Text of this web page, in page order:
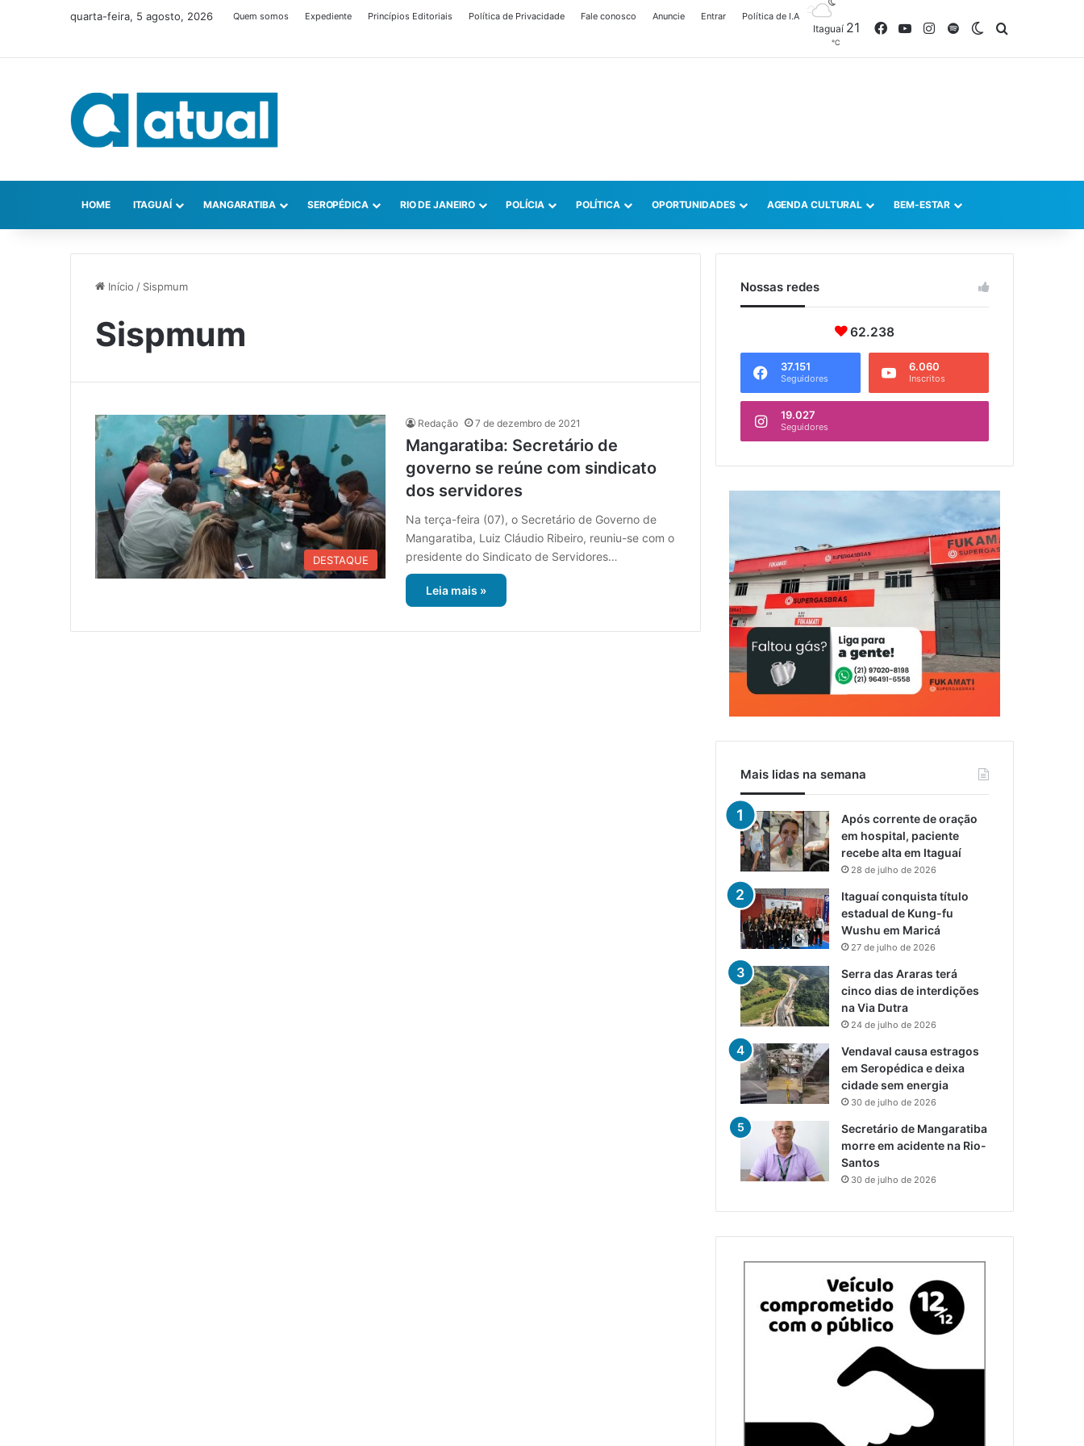
quarta-feira, 5 agosto, 2026 Quem somos Expediente Princípios Editoriais Política de Privacidade Fale conosco Anuncie Entrar Política de I.A
Itaguaí 21
℃
FacebookYouTubeInstagram
SpotifySwitch skin
HOME ITAGUAÍ MANGARATIBA SEROPÉDICA RIO DE JANEIRO POLÍCIA POLÍTICA OPORTUNIDADES AGENDA CULTURAL BEM-ESTAR
Início / Sispmum
Sispmum
DESTAQUE
Redação 7 de dezembro de 2021
Mangaratiba: Secretário de
governo se reúne com sindicato
dos servidores
Na terça-feira (07), o Secretário de Governo de
Mangaratiba, Luiz Cláudio Ribeiro, reuniu-se com o
presidente do Sindicato de Servidores…
Leia mais »
Nossas redes
62.238
37.151
Seguidores
6.060
Inscritos
19.027
Seguidores
Mais lidas na semana
Após corrente de oração
em hospital, paciente
recebe alta em Itaguaí
28 de julho de 2026
Itaguaí conquista título
estadual de Kung-fu
Wushu em Maricá
27 de julho de 2026
Serra das Araras terá
cinco dias de interdições
na Via Dutra
24 de julho de 2026
Vendaval causa estragos
em Seropédica e deixa
cidade sem energia
30 de julho de 2026
Secretário de Mangaratiba
morre em acidente na Rio-
Santos
30 de julho de 2026